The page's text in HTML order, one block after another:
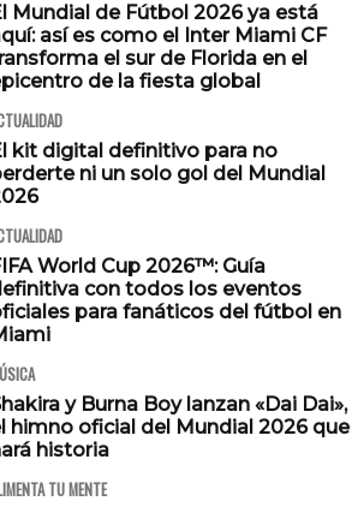
Mundial de Fútbol 2026 ya está
así es como el Inter Miami CF
el sur de Florida en el
de la fiesta global
kit digital definitivo para no
ni un solo gol del Mundial
World Cup 2026™: Guía
con todos los eventos
para fanáticos del fútbol en
y Burna Boy lanzan «Dai Dai»,
himno oficial del Mundial 2026 que
historia
TU MENTE